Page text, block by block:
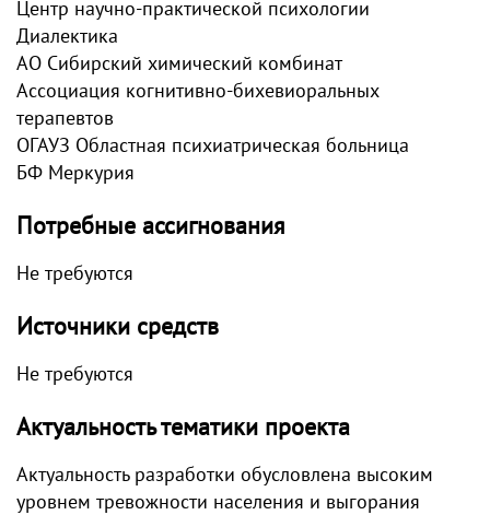
Центр научно-практической психологии
Диалектика
АО Сибирский химический комбинат
Ассоциация когнитивно-бихевиоральных
терапевтов
ОГАУЗ Областная психиатрическая больница
БФ Меркурия
Потребные ассигнования
Не требуются
Источники средств
Не требуются
Актуальность тематики проекта
Актуальность разработки обусловлена высоким
уровнем тревожности населения и выгорания